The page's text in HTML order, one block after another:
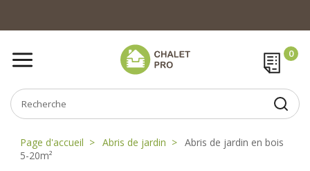
Page d'accueil Abris de jardin
Abris de jardin en bois
5-20m²